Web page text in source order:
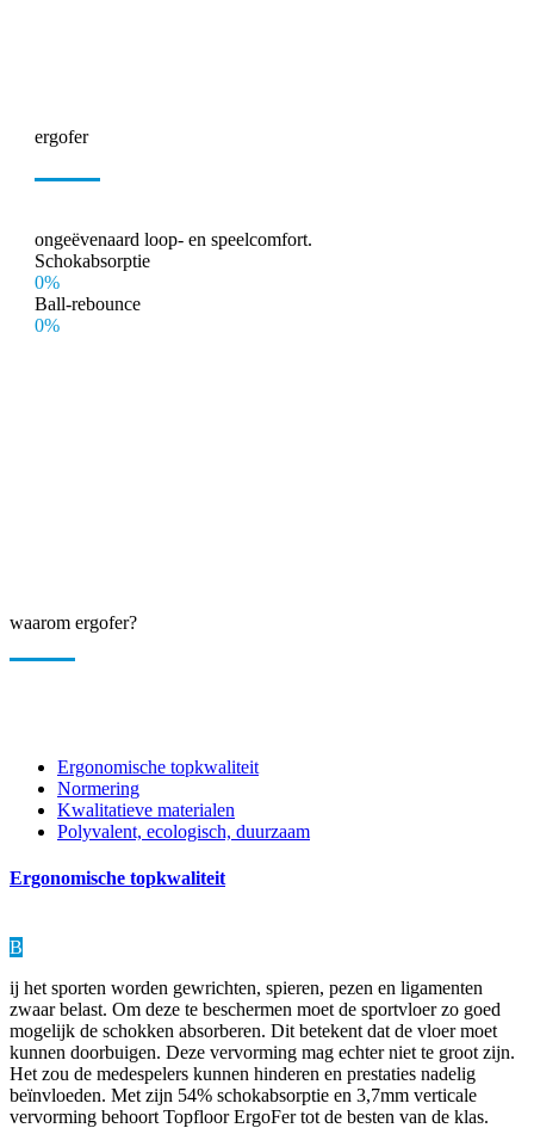
ergofer
ongeëvenaard loop- en speelcomfort.
Schokabsorptie
0%
Ball-rebounce
0%
waarom ergofer?
Ergonomische topkwaliteit
Normering
Kwalitatieve materialen
Polyvalent, ecologisch, duurzaam
Ergonomische topkwaliteit
B
ij het sporten worden gewrichten, spieren, pezen en ligamenten
zwaar belast. Om deze te beschermen moet de sportvloer zo goed
mogelijk de schokken absorberen. Dit betekent dat de vloer moet
kunnen doorbuigen. Deze vervorming mag echter niet te groot zijn.
Het zou de medespelers kunnen hinderen en prestaties nadelig
beïnvloeden. Met zijn 54% schokabsorptie en 3,7mm verticale
vervorming behoort Topfloor ErgoFer tot de besten van de klas.